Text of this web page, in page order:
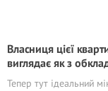
Власниця цієї
виглядає як з
Тепер тут ідеальний